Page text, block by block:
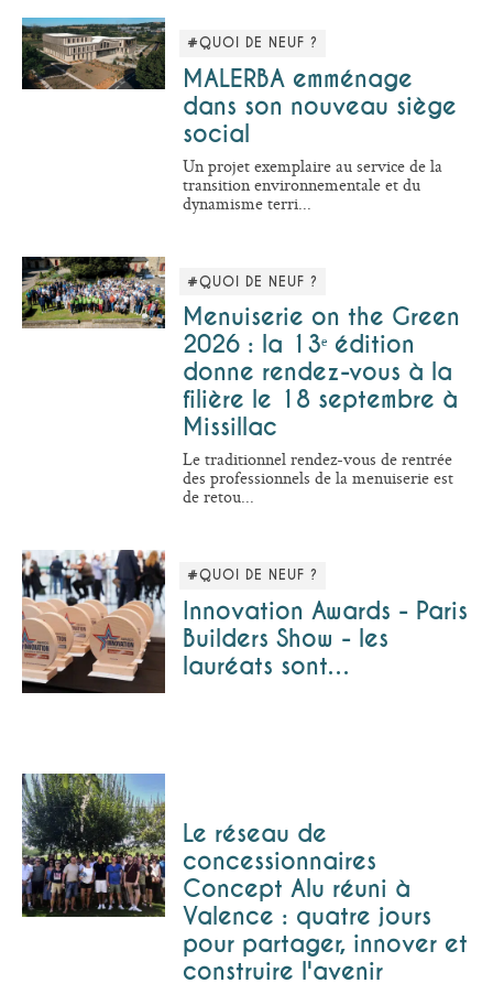
#QUOI DE NEUF ?
MALERBA emménage
dans son nouveau siège
social
Un projet exemplaire au service de la
transition environnementale et du
dynamisme terri...
#QUOI DE NEUF ?
Menuiserie on the Green
2026 : la 13ᵉ édition
donne rendez-vous à la
filière le 18 septembre à
Missillac
Le traditionnel rendez-vous de rentrée
des professionnels de la menuiserie est
de retou...
#QUOI DE NEUF ?
Innovation Awards - Paris
Builders Show - les
lauréats sont…
Le réseau de
concessionnaires
Concept Alu réuni à
Valence : quatre jours
pour partager, innover et
construire l'avenir